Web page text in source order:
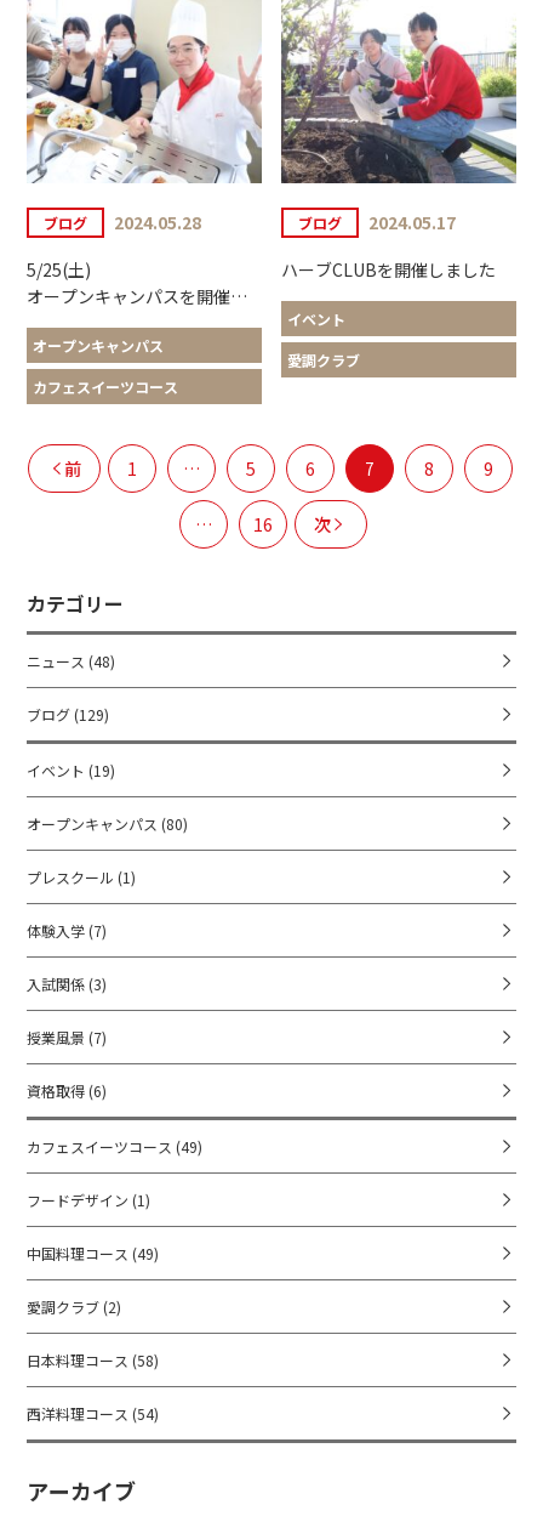
ブログ
2024.05.28
5/25(土)
オープンキャンパスを開催しました
オープンキャンパス
カフェスイーツコース
ブログ
2024.05.17
ハーブCLUBを開催しました
イベント
愛調クラブ
前 1 … 5 6 7 8 9
… 16 次
カテゴリー
ニュース (48)
ブログ (129)
イベント (19)
オープンキャンパス (80)
プレスクール (1)
体験入学 (7)
入試関係 (3)
授業風景 (7)
資格取得 (6)
カフェスイーツコース (49)
フードデザイン (1)
中国料理コース (49)
愛調クラブ (2)
日本料理コース (58)
西洋料理コース (54)
アーカイブ